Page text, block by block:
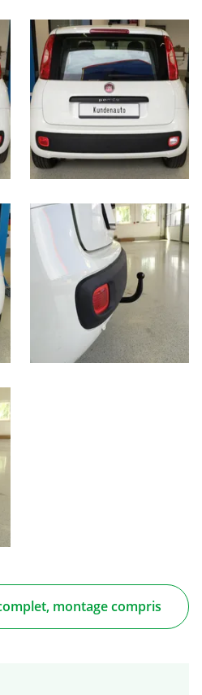
montage compris